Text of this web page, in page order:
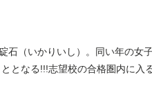
石（いかりいし）。同い年の女
となる!!!志望校の合格圏内に入